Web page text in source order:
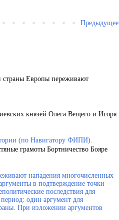
Предыдущее
страны Европы переживают
князей Олега Вещего и Игоря
(по Навигатору ФИПИ).
грамоты Бортничество Бояре
нападения многочисленных
в подтверждение точки
последствия для
один аргумент для
При изложении аргументов